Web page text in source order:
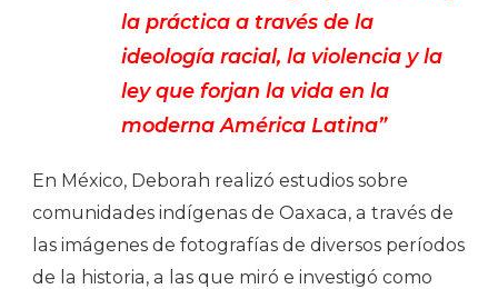
la práctica a través de la
ideología racial, la violencia y la
ley que forjan la vida en la
moderna América Latina”
En México, Deborah realizó estudios sobre
comunidades indígenas de Oaxaca, a través de
las imágenes de fotografías de diversos períodos
de la historia, a las que miró e investigó como